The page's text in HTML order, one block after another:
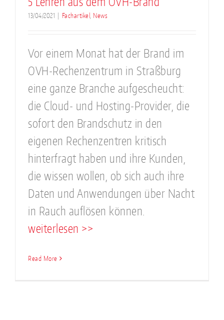
13/04/2021 Fachartikel News
Vor einem Monat hat der Brand im
OVH-Rechenzentrum in Straßburg
eine ganze Branche aufgescheucht:
die Cloud- und Hosting-Provider, die
sofort den Brandschutz in den
eigenen Rechenzentren kritisch
hinterfragt haben und ihre Kunden,
die wissen wollen, ob sich auch ihre
Daten und Anwendungen über Nacht
in Rauch auflösen können.
weiterlesen >>
Read More